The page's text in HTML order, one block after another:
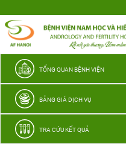
thương
TỔNG QUAN BỆNH VIỆN
BẢNG GIÁ DỊCH VỤ
TRA CỨU KẾT QUẢ